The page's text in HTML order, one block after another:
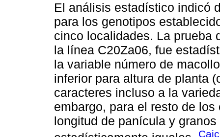
El análisis estadístico indicó
para los genotipos
cinco localidades. La prueba
la línea C20Za06, fue
la variable número de
inferior para altura de planta
caracteres incluso a la
embargo, para el resto de
longitud de panícula y